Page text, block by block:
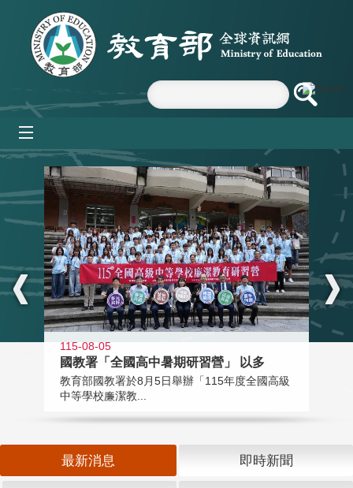
跳到主要內容區塊
:::
115-08-05
國教署「全國高中暑期研習營」 以多
教育部國教署於8月5日舉辦「115年度全國高級
中等學校廉潔教...
最新消息 即時新聞